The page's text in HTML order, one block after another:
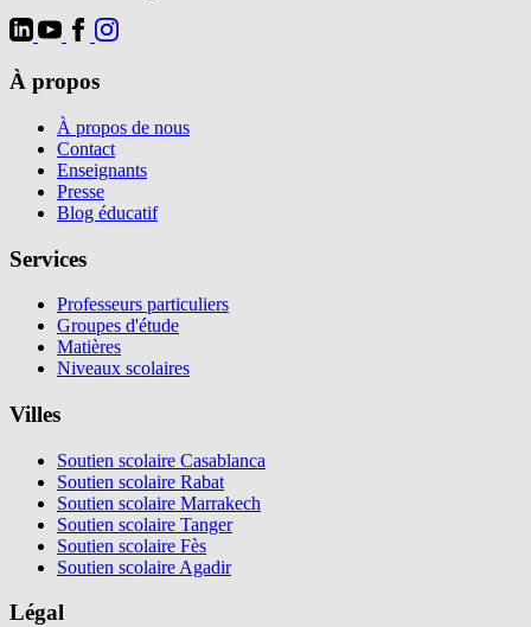
À propos
À propos de nous
Contact
Enseignants
Presse
Blog éducatif
Services
Professeurs particuliers
Groupes d'étude
Matières
Niveaux scolaires
Villes
Soutien scolaire Casablanca
Soutien scolaire Rabat
Soutien scolaire Marrakech
Soutien scolaire Tanger
Soutien scolaire Fès
Soutien scolaire Agadir
Légal